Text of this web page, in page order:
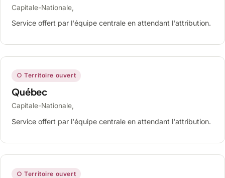
Capitale-Nationale,
Service offert par l'équipe centrale en attendant l'attribution.
○ Territoire ouvert
Québec
Capitale-Nationale,
Service offert par l'équipe centrale en attendant l'attribution.
○ Territoire ouvert